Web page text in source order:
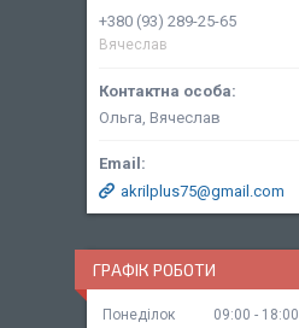
+380 (93) 289-25-65
Вячеслав
Ольга, Вячеслав
akrilplus75@gmail.com
ГРАФІК РОБОТИ
Понеділок 09:00
18:00